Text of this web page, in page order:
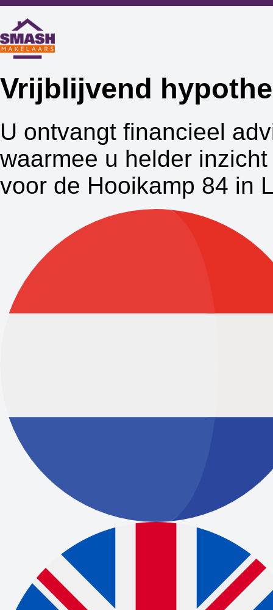
Vrijblijvend
U ontvangt financieel
waarmee u helder
voor de Hooikamp 84 in